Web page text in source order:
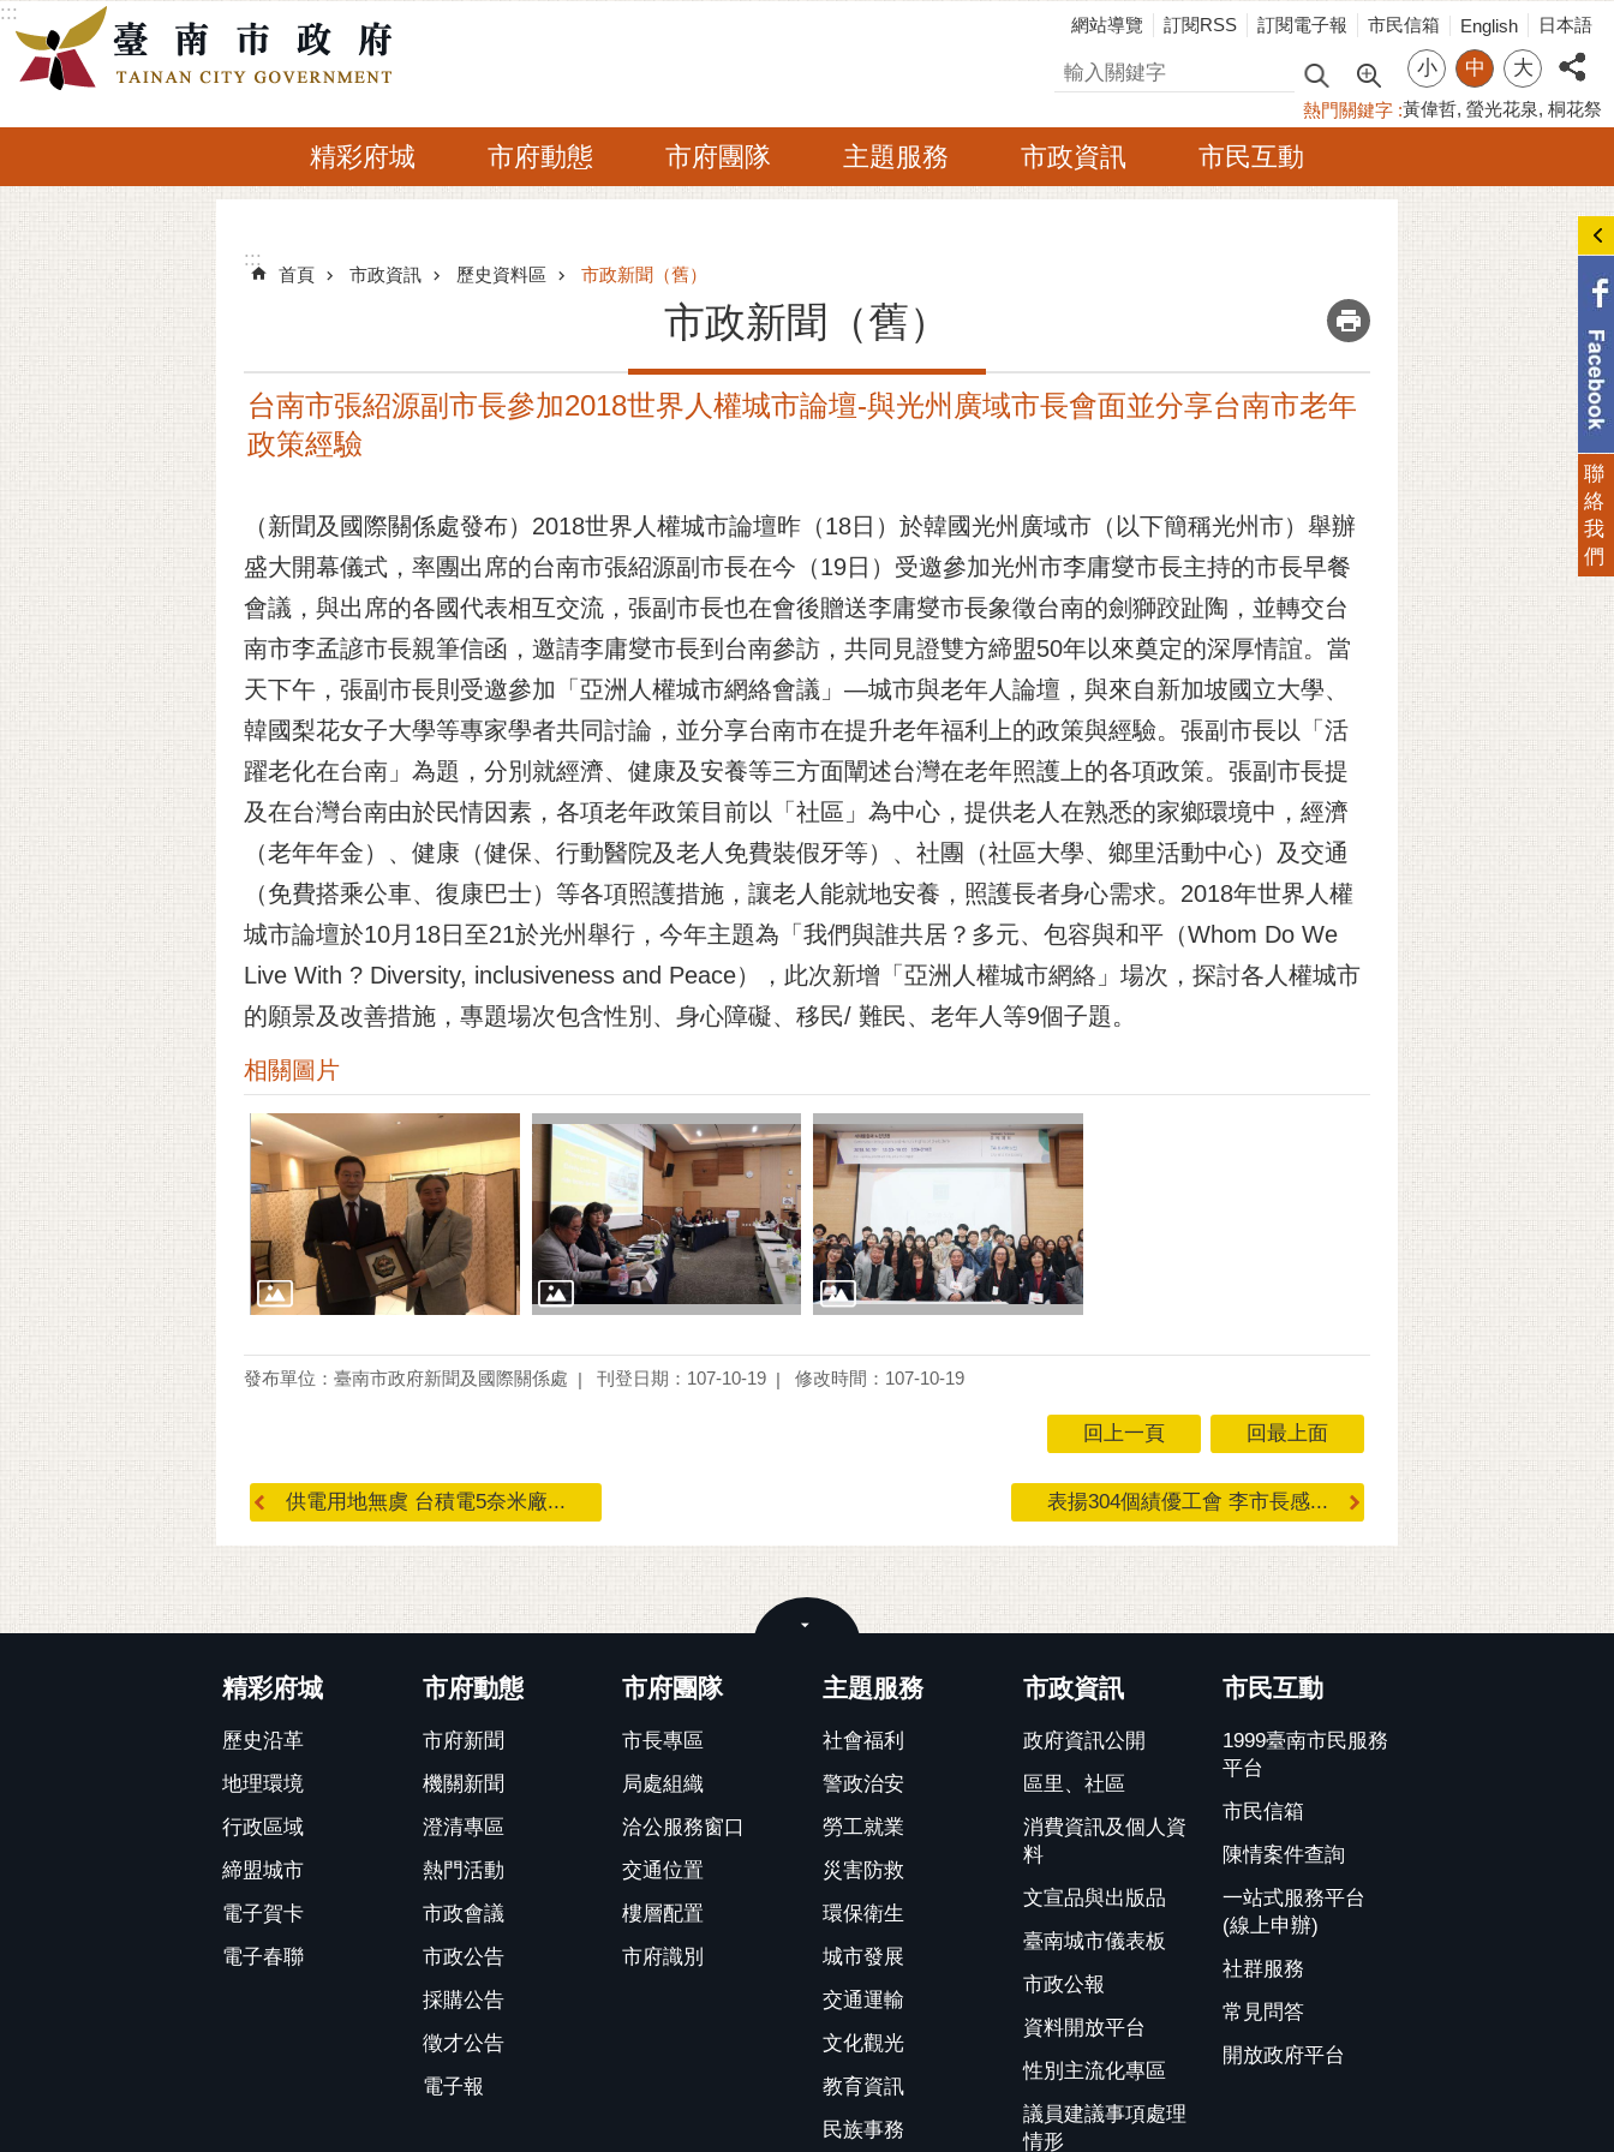
跳到主要內容區塊
:::
網站導覽 訂閱RSS 訂閱電子報 市民信箱 English 日本語
搜尋 小 中 大
熱門關鍵字 黃偉哲 螢光花泉 桐花祭
精彩府城 市府動態 市府團隊 主題服務 市政資訊 市民互動
:::
:::
首頁 市政資訊 歷史資料區 市政新聞（舊）
市政新聞（舊） _
台南市張紹源副市長參加2018世界人權城市論壇-與光州廣域市長會面並分享台南市老年
政策經驗
（新聞及國際關係處發布）2018世界人權城市論壇昨（18日）於韓國光州廣域市（以下簡稱光州市）舉辦
盛大開幕儀式，率團出席的台南市張紹源副市長在今（19日）受邀參加光州市李庸燮市長主持的市長早餐
會議，與出席的各國代表相互交流，張副市長也在會後贈送李庸燮市長象徵台南的劍獅跤趾陶，並轉交台
南市李孟諺市長親筆信函，邀請李庸燮市長到台南參訪，共同見證雙方締盟50年以來奠定的深厚情誼。當
天下午，張副市長則受邀參加「亞洲人權城市網絡會議」—城市與老年人論壇，與來自新加坡國立大學、
韓國梨花女子大學等專家學者共同討論，並分享台南市在提升老年福利上的政策與經驗。張副市長以「活
躍老化在台南」為題，分別就經濟、健康及安養等三方面闡述台灣在老年照護上的各項政策。張副市長提
及在台灣台南由於民情因素，各項老年政策目前以「社區」為中心，提供老人在熟悉的家鄉環境中，經濟
（老年年金）、健康（健保、行動醫院及老人免費裝假牙等）、社團（社區大學、鄉里活動中心）及交通
（免費搭乘公車、復康巴士）等各項照護措施，讓老人能就地安養，照護長者身心需求。2018年世界人權
城市論壇於10月18日至21於光州舉行，今年主題為「我們與誰共居？多元、包容與和平（Whom Do We
Live With ? Diversity, inclusiveness and Peace），此次新增「亞洲人權城市網絡」場次，探討各人權城市
的願景及改善措施，專題場次包含性別、身心障礙、移民/ 難民、老年人等9個子題。
相關圖片
發布單位：臺南市政府新聞及國際關係處 刊登日期：107-10-19 修改時間：107-10-19
回上一頁 回最上面
供電用地無虞 台積電5奈米廠... 表揚304個績優工會 李市長感...
精彩府城
歷史沿革
地理環境
行政區域
締盟城市
電子賀卡
電子春聯
市府動態
市府新聞
機關新聞
澄清專區
熱門活動
市政會議
市政公告
採購公告
徵才公告
電子報
市府團隊
市長專區
局處組織
洽公服務窗口
交通位置
樓層配置
市府識別
主題服務
社會福利
警政治安
勞工就業
災害防救
環保衛生
城市發展
交通運輸
文化觀光
教育資訊
民族事務
市政資訊
政府資訊公開
區里、社區
消費資訊及個人資
料
文宣品與出版品
臺南城市儀表板
市政公報
資料開放平台
性別主流化專區
議員建議事項處理
情形
市民互動
1999臺南市民服務
平台
市民信箱
陳情案件查詢
一站式服務平台
(線上申辦)
社群服務
常見問答
開放政府平台
聯
絡
我
們